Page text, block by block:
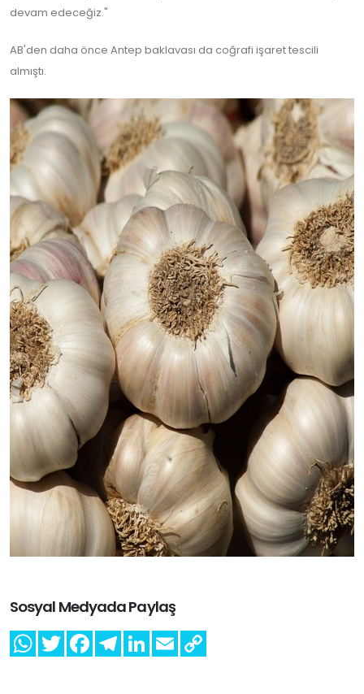
devam edeceğiz."
AB'den daha önce Antep baklavası da coğrafi işaret tescili
almıştı.
Sosyal Medyada Paylaş